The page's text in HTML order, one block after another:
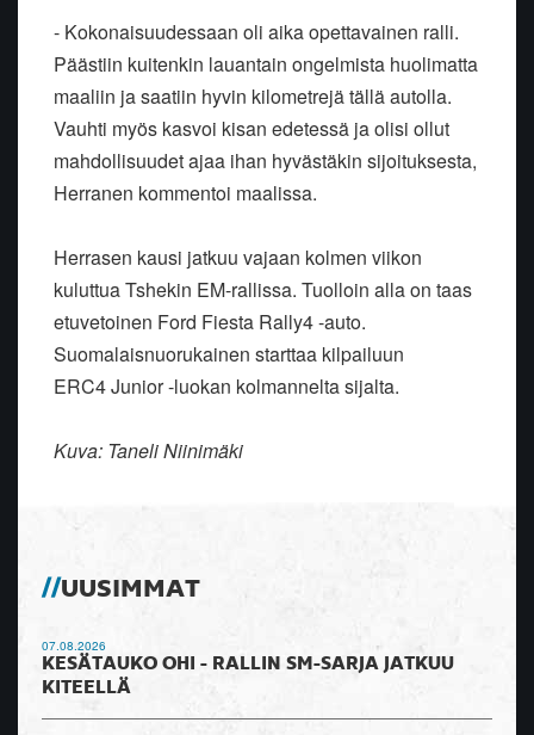
- Kokonaisuudessaan oli aika opettavainen ralli.
Päästiin kuitenkin lauantain ongelmista huolimatta
maaliin ja saatiin hyvin kilometrejä tällä autolla.
Vauhti myös kasvoi kisan edetessä ja olisi ollut
mahdollisuudet ajaa ihan hyvästäkin sijoituksesta,
Herranen kommentoi maalissa.
Herrasen kausi jatkuu vajaan kolmen viikon
kuluttua Tshekin EM-rallissa. Tuolloin alla on taas
etuvetoinen Ford Fiesta Rally4 -auto.
Suomalaisnuorukainen starttaa kilpailuun
ERC4 Junior -luokan kolmannelta sijalta.
Kuva: Taneli Niinimäki
UUSIMMAT
07.08.2026
KESÄTAUKO OHI - RALLIN SM-SARJA JATKUU
KITEELLÄ